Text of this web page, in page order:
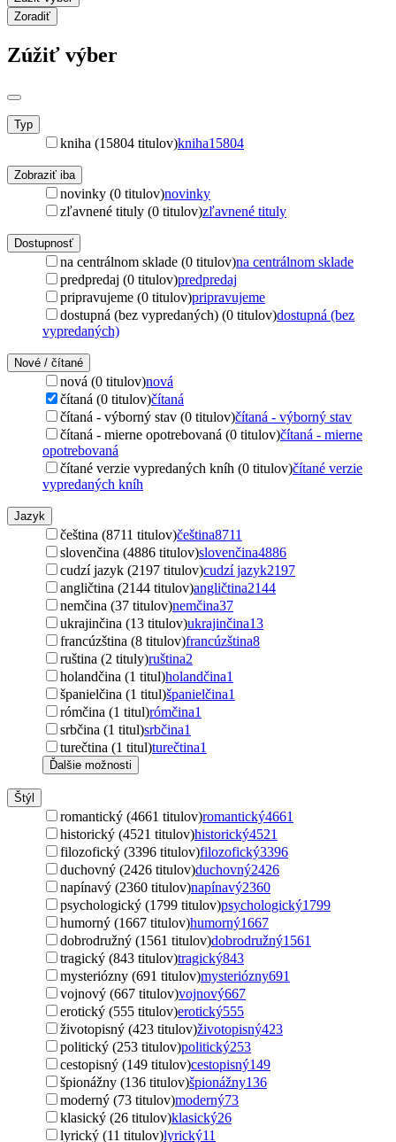
Zoradiť
Zúžiť výber
Typ
kniha (15804 titulov)kniha15804
Zobraziť iba
novinky (0 titulov)novinky
zľavnené tituly (0 titulov)zľavnené tituly
Dostupnosť
na centrálnom sklade (0 titulov)na centrálnom sklade
predpredaj (0 titulov)predpredaj
pripravujeme (0 titulov)pripravujeme
dostupná (bez vypredaných) (0 titulov)dostupná (bez
vypredaných)
Nové / čítané
nová (0 titulov)nová
čítaná (0 titulov)čítaná
čítaná - výborný stav (0 titulov)čítaná - výborný stav
čítaná - mierne opotrebovaná (0 titulov)čítaná - mierne
opotrebovaná
čítané verzie vypredaných kníh (0 titulov)čítané verzie
vypredaných kníh
Jazyk
čeština (8711 titulov)čeština8711
slovenčina (4886 titulov)slovenčina4886
cudzí jazyk (2197 titulov)cudzí jazyk2197
angličtina (2144 titulov)angličtina2144
nemčina (37 titulov)nemčina37
ukrajinčina (13 titulov)ukrajinčina13
francúzština (8 titulov)francúzština8
ruština (2 tituly)ruština2
holandčina (1 titul)holandčina1
španielčina (1 titul)španielčina1
rómčina (1 titul)rómčina1
srbčina (1 titul)srbčina1
turečtina (1 titul)turečtina1
Ďalšie možnosti
Štýl
romantický (4661 titulov)romantický4661
historický (4521 titulov)historický4521
filozofický (3396 titulov)filozofický3396
duchovný (2426 titulov)duchovný2426
napínavý (2360 titulov)napínavý2360
psychologický (1799 titulov)psychologický1799
humorný (1667 titulov)humorný1667
dobrodružný (1561 titulov)dobrodružný1561
tragický (843 titulov)tragický843
mysteriózny (691 titulov)mysteriózny691
vojnový (667 titulov)vojnový667
erotický (555 titulov)erotický555
životopisný (423 titulov)životopisný423
politický (253 titulov)politický253
cestopisný (149 titulov)cestopisný149
špionážny (136 titulov)špionážny136
moderný (73 titulov)moderný73
klasický (26 titulov)klasický26
lyrický (11 titulov)lyrický11